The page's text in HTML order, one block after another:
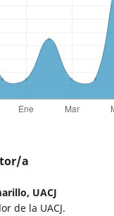
a
UACJ
de la UACJ.